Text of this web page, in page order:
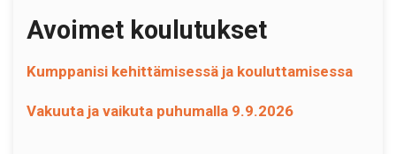
Avoimet koulutukset
Kumppanisi kehittämisessä ja kouluttamisessa
Vakuuta ja vaikuta puhumalla 9.9.2026